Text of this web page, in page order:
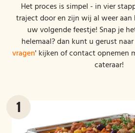
Het proces is simpel - in vier
traject door en zijn wij al weer
uw volgende feestje! Snap je
helemaal? dan kunt u gerust
vragen' kijken of contact opnemen
cateraar!